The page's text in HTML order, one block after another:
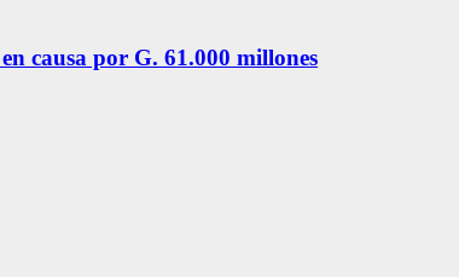
causa por G. 61.000 millones